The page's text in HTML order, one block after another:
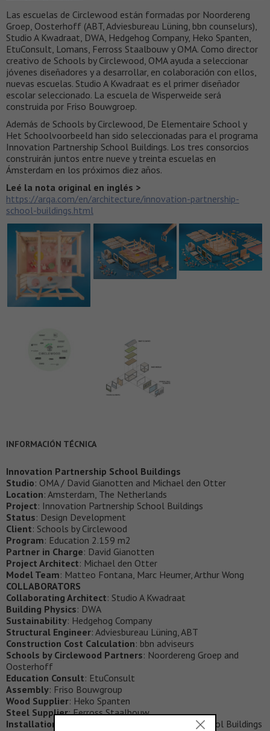
Las escuelas de Circlewood están formadas por Noordereng
Groep, Oosterhoff (ABT, Adviesbureau Lüning, bbn counselurs),
Studio A Kwadraat, DWA, Hedgehog Company, Heko Spanten,
EtuConsult, Lomans, Ferross Staalbouw y OMA. Como director
creativo de Schools by Circlewood, OMA ayuda a seleccionar
jóvenes diseñadores y a desarrollar, en colaboración con ellos,
nuevas escuelas. Studio A Kwadraat es el primer diseñador
escolar seleccionado. La escuela de Wisperweide será
construida por Friso Bouwgroep.
Además de Schools by Circlewood, De Elementaire School y
Het Schoolvoorbeeld han sido seleccionadas para el programa
Innovation Partnership School Buildings. Los tres consorcios
construirán juntos entre nueve y treinta escuelas en
Ámsterdam en los próximos diez años.
Leé la nota original en inglés >
https://arqa.com/en/architecture/innovation-partnership-
school-buildings.html
INFORMACIÓN TÉCNICA
Innovation Partnership School Buildings
Studio: OMA / David Gianotten and Michael den Otter
Location: Amsterdam, The Netherlands
Project: Innovation Partnership School Buildings
Status: Design Development
Client: Schools by Circlewood
Program: Education 2.159 m2
Partner in Charge: David Gianotten
Project Architect: Michael den Otter
Model Team: Matteo Fontana, Marc Heumer, Arthur Wong
COLLABORATORS
Collaborating Architect: Studio A Kwadraat
Building Physics: DWA
Sustainability: Hedgehog Company
Structural Engineer: Adviesbureau Lüning, ABT
Construction Cost Calculation: bbn adviseurs
Schools by Circlewood Partners: Noordereng Groep and
Oosterhoff
Education Consult: EtuConsult
Assembly: Friso Bouwgroup
Wood Supplier: Heko Spanten
Steel Supplier: Ferross Staalbouw
Installations
: Lomans Innovation Partnership School Buildings